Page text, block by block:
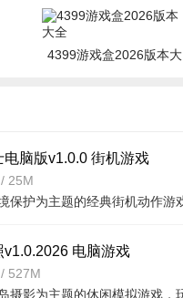
4399游戏盒2026版本大
电脑版v1.0.0 街机游戏
/ 25M
v1.0.2026 电脑游戏
/ 527M